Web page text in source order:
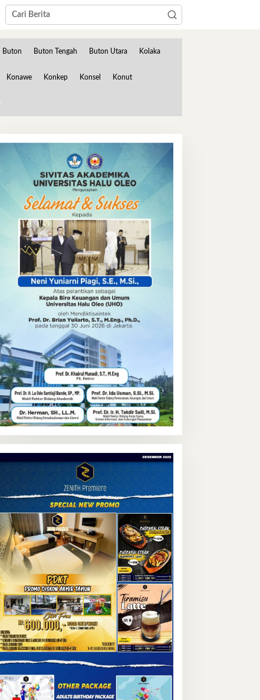
Buton Buton Tengah Buton Utara Kolaka
Konawe Konkep Konsel Konut